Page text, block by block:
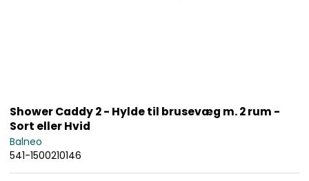
Shower Caddy 2 - Hylde til brusevæg m. 2 rum -
Sort eller Hvid
Balneo
541-1500210146